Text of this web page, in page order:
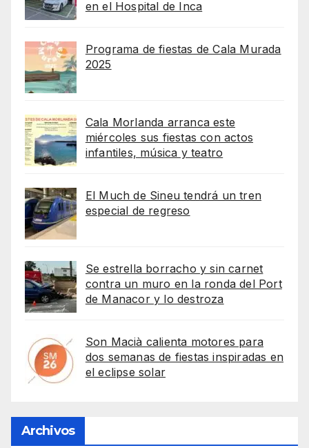
en el Hospital de Inca
Programa de fiestas de Cala Murada
2025
Cala Morlanda arranca este
miércoles sus fiestas con actos
infantiles, música y teatro
El Much de Sineu tendrá un tren
especial de regreso
Se estrella borracho y sin carnet
contra un muro en la ronda del Port
de Manacor y lo destroza
Son Macià calienta motores para
dos semanas de fiestas inspiradas en
el eclipse solar
Archivos